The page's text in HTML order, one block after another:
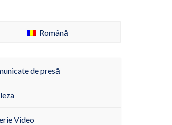
Română
de presă
Video